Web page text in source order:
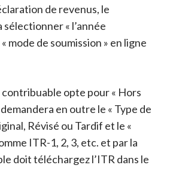
de revenus, le
« l’année
mode de soumission » en ligne
contribuable opte pour « Hors
en outre le « Type de
Révisé ou Tardif et le «
ITR-1, 2, 3, etc. et par la
doit téléchargez l’ITR dans le